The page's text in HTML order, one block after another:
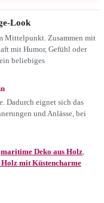
Look
Mittelpunkt. Zusammen mit
mit Humor, Gefühl oder
beliebiges
Dadurch eignet sich das
und Anlässe, bei
maritime Deko aus Holz
mit Küstencharme